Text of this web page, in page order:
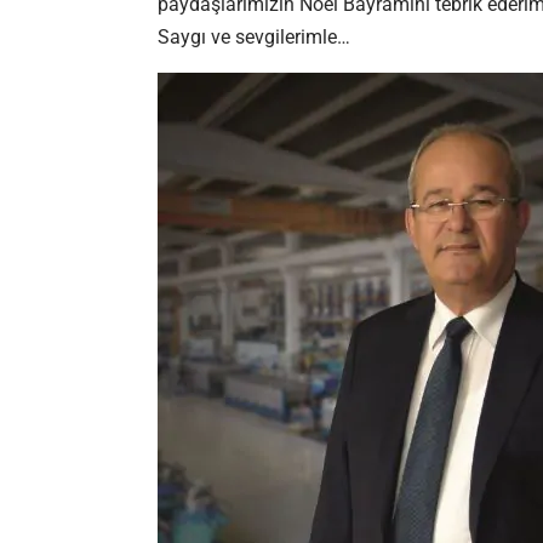
Saygı ve sevgilerimle…